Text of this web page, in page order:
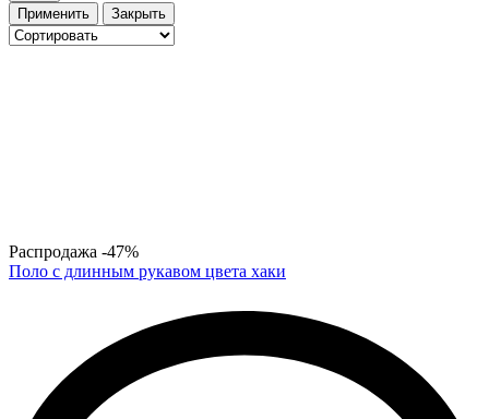
Применить
Закрыть
Распродажа -47%
Поло с длинным рукавом цвета хаки